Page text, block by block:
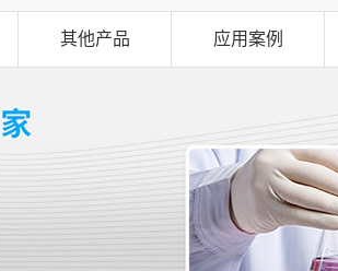
其他产品 应用案例